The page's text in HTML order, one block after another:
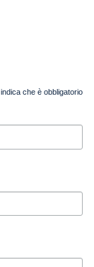
indica che è obbligatorio